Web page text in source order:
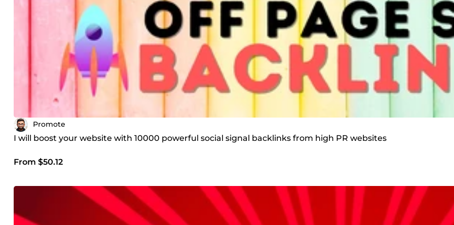
Promote
I will boost your website with 10000 powerful social signal backlinks from high PR websites
From $50.12